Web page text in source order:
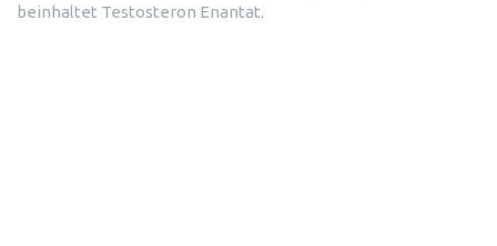
beinhaltet Testosteron Enantat.